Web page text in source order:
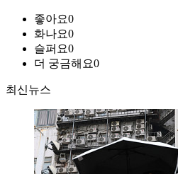
좋아요0
화나요0
슬퍼요0
더 궁금해요0
최신뉴스